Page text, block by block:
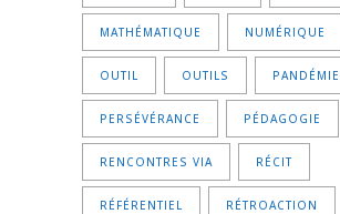
MATHÉMATIQUE NUMÉRIQUE
OUTIL OUTILS PANDÉMIE
PERSÉVÉRANCE PÉDAGOGIE
RENCONTRES VIA RÉCIT
RÉFÉRENTIEL RÉTROACTION